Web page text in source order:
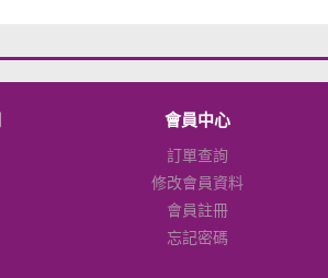
會員中心
訂單查詢
修改會員資料
會員註冊
忘記密碼